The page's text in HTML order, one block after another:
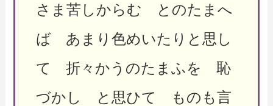
さま苦しからむ とのたまへ
ば あまり色めいたりと思し
て 折々かうのたまふを 恥
づかし と思ひて ものも言